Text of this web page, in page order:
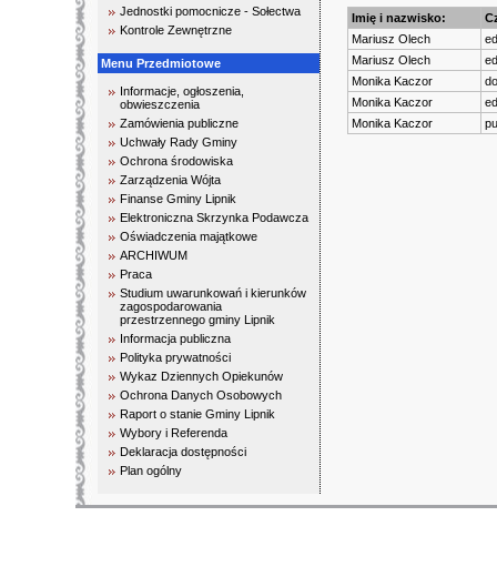
Jednostki pomocnicze - Sołectwa
Kontrole Zewnętrzne
Menu Przedmiotowe
Informacje, ogłoszenia,
obwieszczenia
Zamówienia publiczne
Uchwały Rady Gminy
Ochrona środowiska
Zarządzenia Wójta
Finanse Gminy Lipnik
Elektroniczna Skrzynka Podawcza
Oświadczenia majątkowe
ARCHIWUM
Praca
Studium uwarunkowań i kierunków
zagospodarowania
przestrzennego gminy Lipnik
Informacja publiczna
Polityka prywatności
Wykaz Dziennych Opiekunów
Ochrona Danych Osobowych
Raport o stanie Gminy Lipnik
Wybory i Referenda
Deklaracja dostępności
Plan ogólny
Imię i nazwisko:
Mariusz Olech
Mariusz Olech
Monika Kaczor
Monika Kaczor
Monika Kaczor